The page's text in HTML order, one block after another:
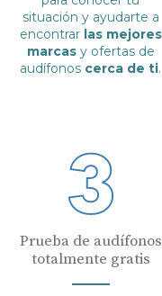
situación y ayudarte a
encontrar las mejores
marcasy ofertas de
audífonos cerca de ti.
Prueba de audífonos
totalmente gratis